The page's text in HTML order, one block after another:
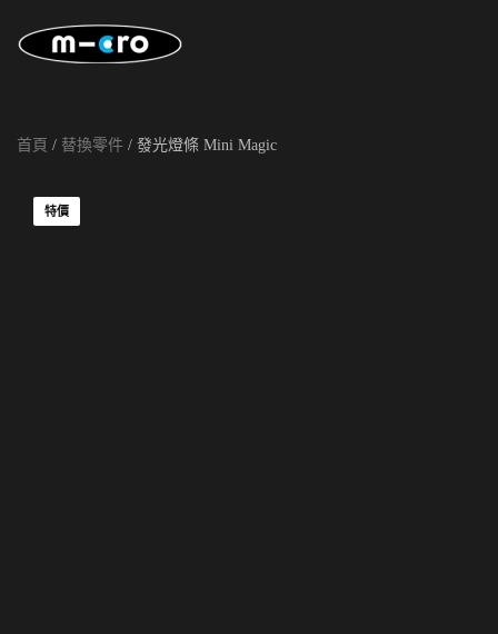
Skip to main content
首頁 / 替換零件 / 發光燈條 Mini Magic
特價